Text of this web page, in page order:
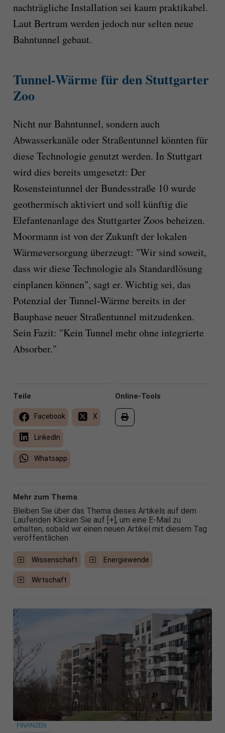
nachträgliche Installation sei kaum praktikabel.
Laut Bertram werden jedoch nur selten neue
Bahntunnel gebaut.
Tunnel-Wärme für den Stuttgarter
Zoo
Nicht nur Bahntunnel, sondern auch
Abwasserkanäle oder Straßentunnel könnten für
diese Technologie genutzt werden. In Stuttgart
wird dies bereits umgesetzt: Der
Rosensteintunnel der Bundesstraße 10 wurde
geothermisch aktiviert und soll künftig die
Elefantenanlage des Stuttgarter Zoos beheizen.
Moormann ist von der Zukunft der lokalen
Wärmeversorgung überzeugt: "Wir sind soweit,
dass wir diese Technologie als Standardlösung
einplanen können", sagt er. Wichtig sei, das
Potenzial der Tunnel-Wärme bereits in der
Bauphase neuer Straßentunnel mitzudenken.
Sein Fazit: "Kein Tunnel mehr ohne integrierte
Absorber."
Online-Tools
Teile
Facebook X
LinkedIn
Whatsapp
Mehr zum Thema
Bleiben Sie über das Thema dieses Artikels auf dem
Laufenden Klicken Sie auf [+], um eine E-Mail zu
erhalten, sobald wir einen neuen Artikel mit diesem Tag
veröffentlichen
Wissenschaft Energiewende
Wirtschaft
FINANZEN